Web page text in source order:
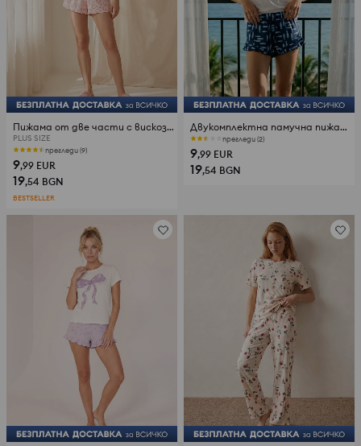
Пижама от две части с вискоза и мотив котки
PLUS SIZE
прегледи (9)
9,99 EUR
19,54 BGN
BESTSELLER
Двукомплектна памучна пижама с надпис
прегледи (2)
9,99 EUR
19,54 BGN